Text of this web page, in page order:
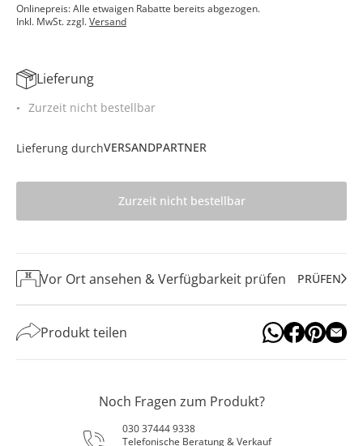
Onlinepreis: Alle etwaigen Rabatte bereits abgezogen.
Inkl. MwSt. zzgl.Versand
Lieferung
Zurzeit nicht bestellbar
Lieferung durchVERSANDPARTNER
Zurzeit nicht bestellbar
Vor Ort ansehen & Verfügbarkeit prüfen PRÜFEN
Produkt teilen
Noch Fragen zum Produkt?
030 37444 9338
Telefonische Beratung & Verkauf